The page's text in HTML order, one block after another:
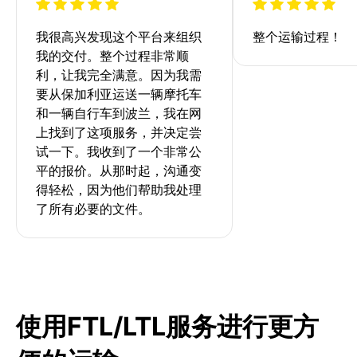
我很高兴发现这个平台来组织
我的交付。整个过程非常顺
利，让我完全满意。因为我需
要从保加利亚运送一辆摩托车
和一辆自行车到波兰，我在网
上找到了这项服务，并决定尝
试一下。我收到了一个非常公
平的报价。从那时起，沟通变
得轻松，因为他们帮助我处理
了所有必要的文件。
整个运输过程！
使用FTL/LTL服务进行更方